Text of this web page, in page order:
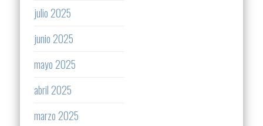
julio 2025
junio 2025
mayo 2025
abril 2025
marzo 2025